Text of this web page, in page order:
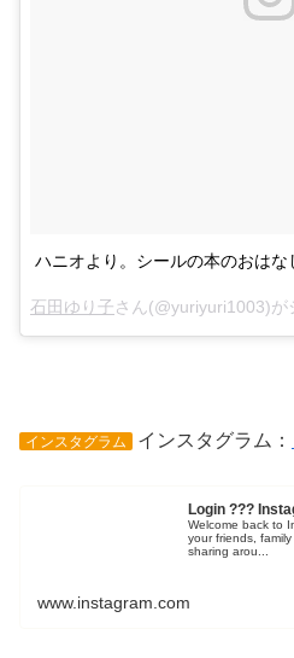
ハニオより。シールの本のおはな
石田ゆり子さん(@yuriyuri1003)
インスタグラム インスタグラム：
Login ???
Welcome back to
your friends,
sharing arou...
www.instagram.com